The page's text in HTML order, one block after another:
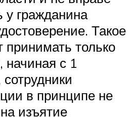
у гражданина
Такое
только
начиная с 1
в принципе не
изъятие